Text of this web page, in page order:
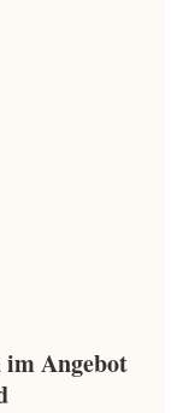
im Angebot